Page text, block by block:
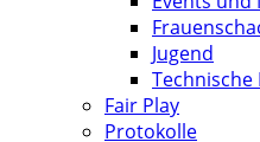
Jugend
Fair Play
Protokolle